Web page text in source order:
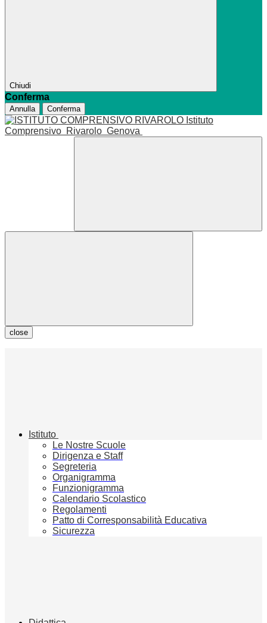
Chiudi
Conferma
Annulla Conferma
Istituto
Comprensivo Rivarolo Genova
close
Istituto
Le Nostre Scuole
Dirigenza e Staff
Segreteria
Organigramma
Funzionigramma
Calendario Scolastico
Regolamenti
Patto di Corresponsabilità Educativa
Sicurezza